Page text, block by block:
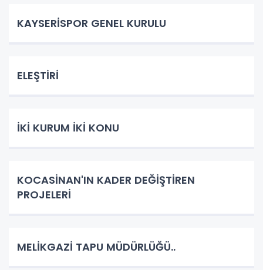
KAYSERİSPOR GENEL KURULU
ELEŞTİRİ
İKİ KURUM İKİ KONU
KOCASİNAN'IN KADER DEĞİŞTİREN
PROJELERİ
MELİKGAZİ TAPU MÜDÜRLÜĞÜ..